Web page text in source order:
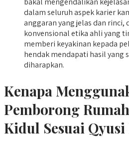
dalam seluruh aspek karier
anggaran yang jelas dan rinci,
konvensional etika ahli yang
memberi keyakinan kepada
hendak mendapati hasil yang
diharapkan.
Kenapa
Pemborong
Kidul Sesuai Qyusi